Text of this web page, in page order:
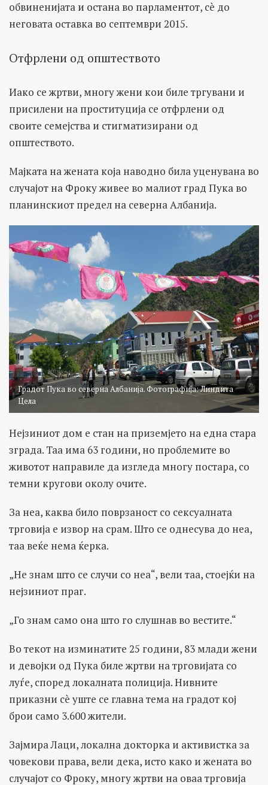
обвиненијата и остана во парламентот, сè до
неговата оставка во септември 2015.
Отфрлени од општеството
Иако се жртви, многу жени кои биле тргувани и
присилени на проституција се отфрлени од
своите семејства и стигматизирани од
општеството.
Мајката на жената која наводно била уценувана во
случајот на Фроку живее во малиот град Пука во
планинскиот предел на северна Албанија.
Градот Пука во северна Албанија. Фотографија: Линдита
Цела
Нејзиниот дом е стан на приземјето на една стара
зграда. Таа има 63 години, но проблемите во
животот направиле да изгледа многу постара, со
темни кругови околу очите.
За неа, каква било поврзаност со сексуалната
трговија е извор на срам. Што се однесува до неа,
таа веќе нема ќерка.
„Не знам што се случи со неа“, вели таа, стоејќи на
нејзиниот праг.
„Го знам само она што го слушнав во вестите.“
Во текот на изминатите 25 години, 83 млади жени
и девојки од Пука биле жртви на трговијата со
луѓе, според локалната полиција. Нивните
приказни сè уште се главна тема на градот кој
брои само 3.600 жители.
Зајмира Лаци, локална докторка и активистка за
човекови права, вели дека, исто како и жената во
случајот со Фроку, многу жртви на оваа трговија